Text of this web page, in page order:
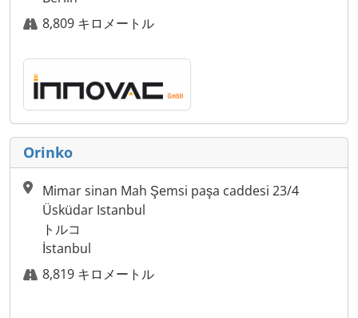
8,809 キロメートル
Orinko
Mimar sinan Mah Şemsi paşa caddesi 23/4
Üsküdar Istanbul
トルコ
İstanbul
8,819 キロメートル